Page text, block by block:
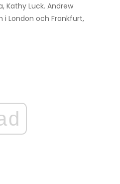
Kathy Luck. Andrew
i London och Frankfurt,